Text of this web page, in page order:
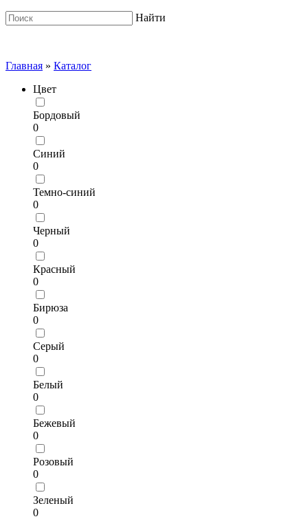
Найти
Главная » Каталог
Цвет
Бордовый
0
Синий
0
Темно-синий
0
Черный
0
Красный
0
Бирюза
0
Серый
0
Белый
0
Бежевый
0
Розовый
0
Зеленый
0